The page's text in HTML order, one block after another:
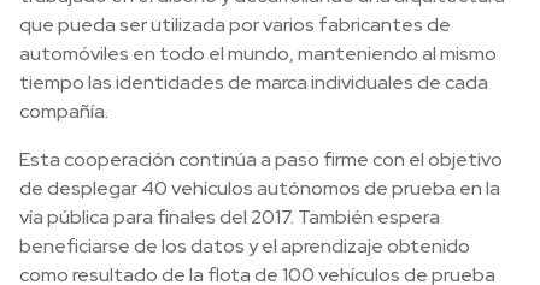
que pueda ser utilizada por varios fabricantes de
automóviles en todo el mundo, manteniendo al mismo
tiempo las identidades de marca individuales de cada
compañía.
Esta cooperación continúa a paso firme con el objetivo
de desplegar 40 vehículos autónomos de prueba en la
vía pública para finales del 2017. También espera
beneficiarse de los datos y el aprendizaje obtenido
como resultado de la flota de 100 vehículos de prueba